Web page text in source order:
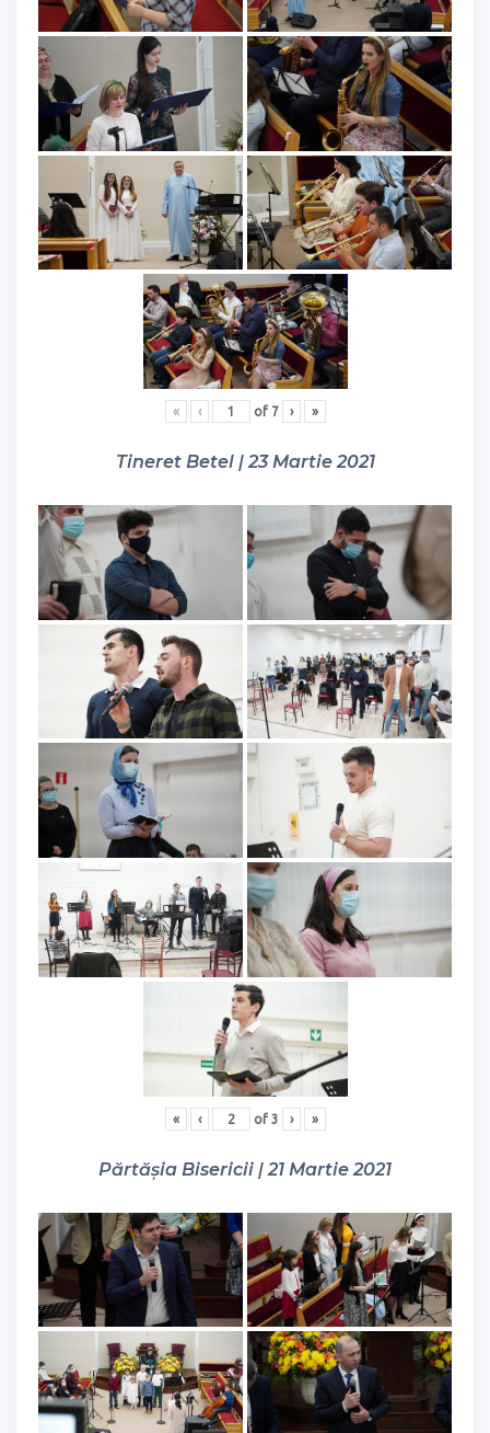
« ‹ of 7 › »
Tineret Betel | 23 Martie 2021
« ‹ of 3 › »
Părtășia Bisericii | 21 Martie 2021